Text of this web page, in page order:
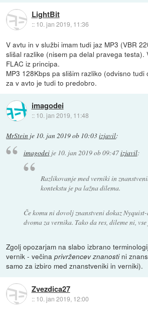
LightBit
:: 10. jan 2019, 11:36
V avtu in v službi imam tudi jaz MP3 (VBR
slišal razlike (nisem pa delal pravega testa).
FLAC iz principa.
MP3 128Kbps pa slišim razliko (odvisno
za v avto je tudi to predobro.
imagodei
:: 10. jan 2019, 11:48
MrStein je 10. jan 2019 ob 10:03izjavil:
imagodeije 10. jan 2019 ob 09:47izjavil:
Razlikovanje med verniki in
kontekstu je pa lažna dilema.
Če komu ni dovolj znanstveni dokaz
dvoma za vernika. Tako da res, dileme ni,
Zgolj opozarjam na slabo izbrano
vernik - večinaprivržencev znanostini
samo za izbiro med znanstveniki in verniki).
Zvezdica27
:: 10. jan 2019, 12:00